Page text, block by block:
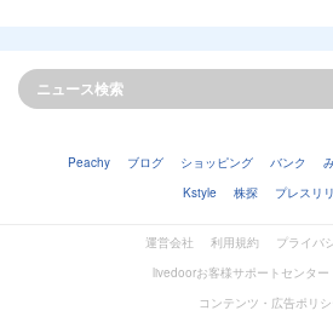
Peachy ブログ ショッピング バンク
Kstyle
株探 プレスリ
運営会社 利用規約
プライバ
livedoorお客様サポートセンター
コンテンツ・広告ポリ